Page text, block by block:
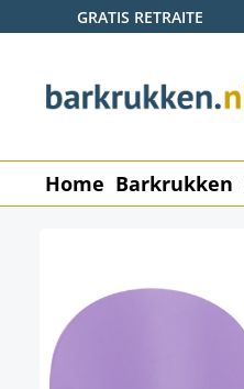
de hoofdinhoud
Ga naar de zoekopdracht
Ga naar de hoofdnavigatie
GRATIS RETRAITE
Home Barkrukken